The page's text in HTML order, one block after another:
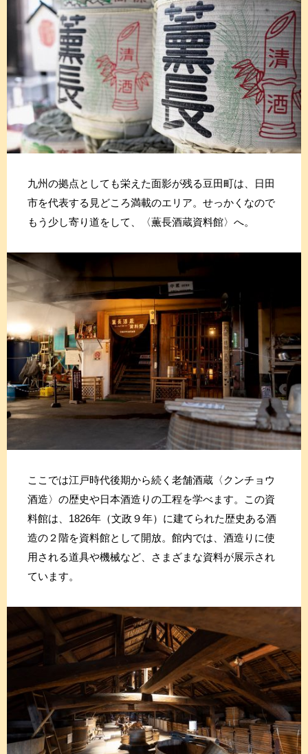
九州の拠点としても栄えた面影が残る豆田町は、日田
市を代表する見どころ満載のエリア。せっかくなので
もう少し寄り道をして、〈薫長酒蔵資料館〉へ。
ここでは江戸時代後期から続く老舗酒蔵〈クンチョウ
酒造〉の歴史や日本酒造りの工程を学べます。この資
料館は、1826年（文政９年）に建てられた歴史ある酒
造の２階を資料館として開放。館内では、酒造りに使
用される道具や機械など、さまざまな資料が展示され
ています。